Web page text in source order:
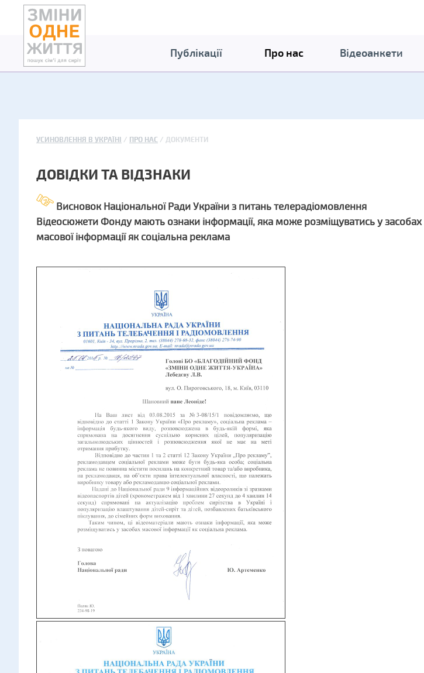
Публікації Про нас Відеоанкети
УСИНОВЛЕННЯ В УКРАЇНІ ПРО НАС ДОКУМЕНТИ
ДОВІДКИ ТА ВІДЗНАКИ
Висновок Національної Ради України з питань телерадіомовлення
Відеосюжети Фонду мають ознаки інформації, яка може розміщуватись у засобах
масової інформації як соціальна реклама